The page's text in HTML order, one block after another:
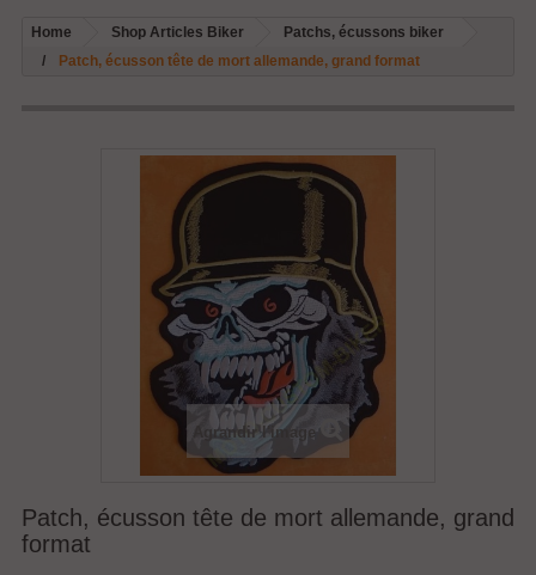
Home Shop Articles Biker
Patchs, écussons biker
Patch, écusson tête de mort allemande, grand format
Agrandir l'image
Patch, écusson tête de mort allemande, grand
format